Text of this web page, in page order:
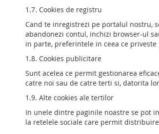
1.7. Cookies de registru
Cand te inregistrezi pe portalul nostru,
abandonezi contul, inchizi browser-ul
in parte, preferintele in ceea ce
1.8. Cookies publicitare
Sunt acelea ce permit gestionarea
catre noi sau de catre terti si, datorita
1.9. Alte cookies ale tertilor
In unele dintre paginile noastre se pot
la retelele sociale care permit